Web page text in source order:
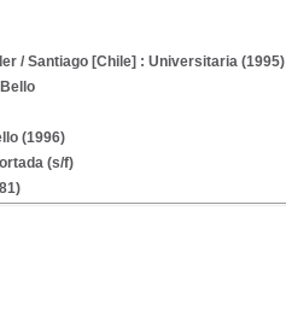
/ Santiago [Chile] : Universitaria (1995)
(1996)
(s/f)